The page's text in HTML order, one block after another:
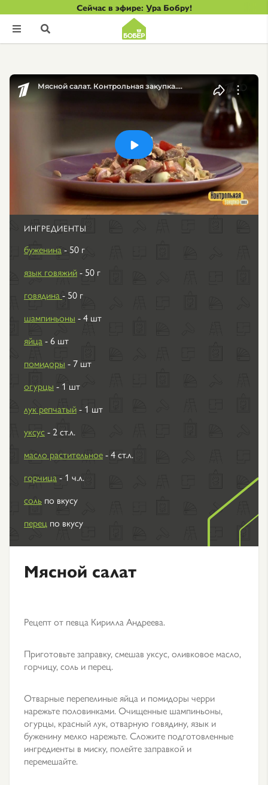
Сейчас в эфире: Ура Бобру!
 
ИНГРЕДИЕНТЫ
буженина- 50 г
язык говяжий- 50 г
говядина- 50 г
шампиньоны - 4 шт
яйца- 6 шт
помидоры - 7 шт
огурцы - 1 шт
лук репчатый- 1 шт
уксус- 2 ст.л.
масло растительное- 4 ст.л.
горчица- 1 ч.л.
соль по вкусу
перец по вкусу
Мясной салат
Рецепт от певца Кирилла Андреева.
Приготовьте заправку, смешав уксус, оливковое масло,
горчицу, соль и перец.
Отварные перепелиные яйца и помидоры черри
нарежьте половинками. Очищенные шампиньоны,
огурцы, красный лук, отварную говядину, язык и
буженину мелко нарежьте. Сложите подготовленные
ингредиенты в миску, полейте заправкой и
перемешайте.